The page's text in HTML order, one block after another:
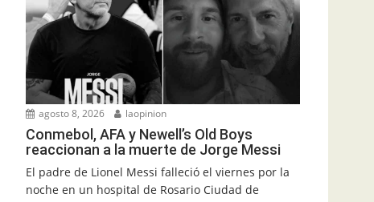
agosto 8, 2026 laopinion
Conmebol, AFA y Newell’s Old Boys
reaccionan a la muerte de Jorge Messi
El padre de Lionel Messi falleció el viernes por la
noche en un hospital de Rosario Ciudad de